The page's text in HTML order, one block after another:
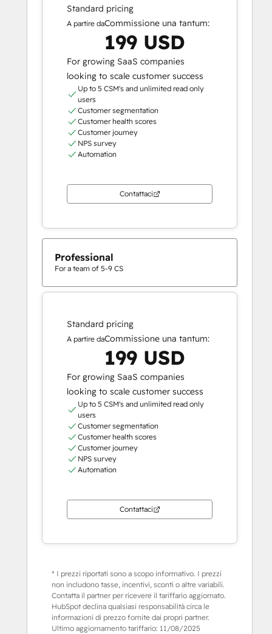
Standard pricing
A partire daCommissione una tantum:
199 USD
For growing SaaS companies
looking to scale customer success
Up to 5 CSM's and unlimited read only
users
Customer segmentation
Customer health scores
Customer journey
NPS survey
Automation
Contattaci
Professional
For a team of 5-9 CS
Standard pricing
A partire daCommissione una tantum:
199 USD
For growing SaaS companies
looking to scale customer success
Up to 5 CSM's and unlimited read only
users
Customer segmentation
Customer health scores
Customer journey
NPS survey
Automation
Contattaci
* I prezzi riportati sono a scopo informativo. I prezzi
non includono tasse, incentivi, sconti o altre variabili.
Contatta il partner per ricevere il tariffario aggiornato.
HubSpot declina qualsiasi responsabilità circa le
informazioni di prezzo fornite dai propri partner.
Ultimo aggiornamento tariffario: 11/08/2025